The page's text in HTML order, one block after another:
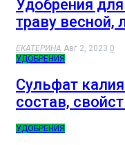
Удобрения
траву весной,
ЕКАТЕРИНА Авг 2, 2023 0
УДОБРЕНИЯ
Сульфат
состав,
УДОБРЕНИЯ